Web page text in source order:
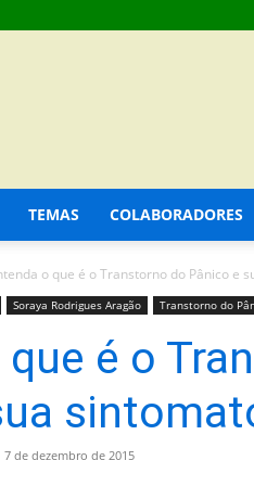
TEMAS COLABORADORES
o que é o Transtorno do Pânico e
Soraya Rodrigues Aragão Transtorno do
é o
7 de dezembro de 2015